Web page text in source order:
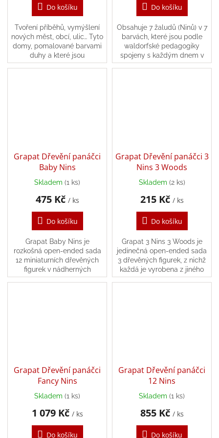
Do košíku
Tvoření příběhů, vymýšlení
nových měst, obcí, ulic… Tyto
domy, pomalované barvami
duhy a které jsou
jednoduché a přirozené,
Do košíku
Obsahuje 7 žaludů (Ninů) v 7
barvách, které jsou podle
waldorfské pedagogiky
spojeny s každým dnem v
týdnu, 7 nádob a 1 kulatou
Grapat Dřevění panáčci
Baby Nins
Skladem (1 ks)
475 Kč / ks
Do košíku
Grapat Baby Nins je
rozkošná open‑ended sada
12 miniaturních dřevěných
figurek v nádherných
duhových barvách, speciálně
Grapat Dřevění panáčci 3
Nins 3 Woods
Skladem (2 ks)
215 Kč / ks
Do košíku
Grapat 3 Nins 3 Woods je
jedinečná open‑ended sada
3 dřevěných figurek, z nichž
každá je vyrobena z jiného
druhu přírodního dřeva – buk,
Grapat Dřevění panáčci
Fancy Nins
Skladem (1 ks)
1 079 Kč / ks
Do košíku
Grapat Dřevění panáčci
12 Nins
Skladem (1 ks)
855 Kč / ks
Do košíku